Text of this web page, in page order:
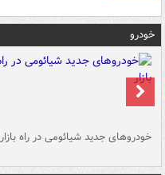
خودرو
خودروهای جدید شیائومی در راه بازار